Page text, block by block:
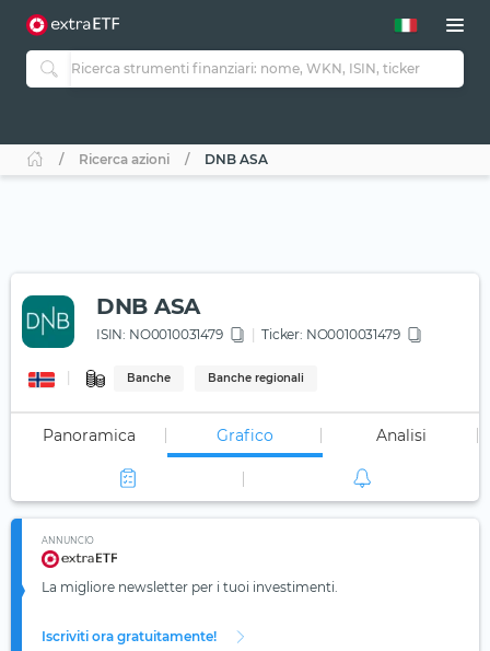
Ricerca azioni DNB ASA
DNB ASA
ISIN: NO0010031479 Ticker: NO0010031479
Banche Banche regionali
Panoramica Grafico Analisi
ANNUNCIO
La migliore newsletter per i tuoi investimenti.
Iscriviti ora gratuitamente!